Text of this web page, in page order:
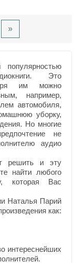
»
Это
им можно
например,
автомобиля,
уборку,
Но многие
не
аудио
решить и эту
найти любого
которая Вас
Наталья Парий
как:
интереснейших